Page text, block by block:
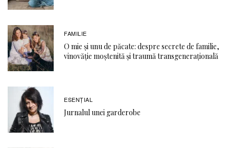
FAMILIE
O mie și unu de păcate: despre secrete de familie,
vinovăție moștenită și traumă transgenerațională
ESENȚIAL
Jurnalul unei garderobe